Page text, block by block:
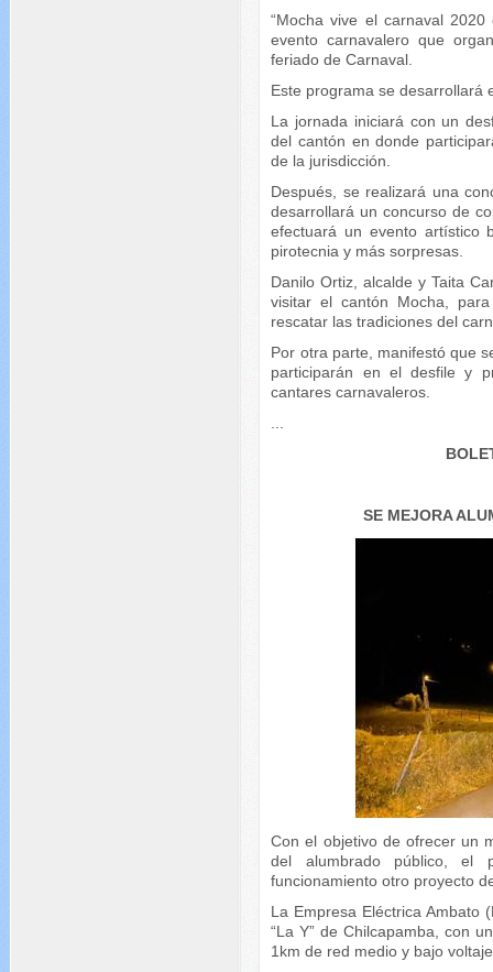
“Mocha vive el carnaval
evento carnavalero que
feriado de Carnaval.
Este programa se desarrollará
La jornada iniciará con un
del cantón en donde
de la jurisdicción.
Después, se realizará una
desarrollará un concurso de
efectuará un evento artístico
pirotecnia y más sorpresas.
Danilo Ortiz, alcalde y Taita
visitar el cantón Mocha,
rescatar las tradiciones del
Por otra parte, manifestó que
participarán en el desfile y
cantares carnavaleros.
SE MEJORA
Con el objetivo de ofrecer un
del alumbrado público, el
funcionamiento otro proyecto
La Empresa Eléctrica Ambato
“La Y” de Chilcapamba, con
1km de red medio y bajo